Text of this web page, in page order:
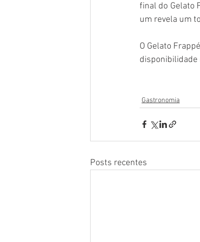
final do Gelato
um revela um
O Gelato
disponibilidade
Gastronomia
Posts recentes